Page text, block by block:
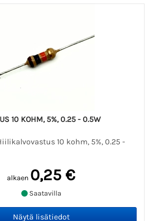
10 KOHM, 5%, 0.25 - 0.5W
10 kohm, 5%, 0.25 -
alkaen 0,25 €
Saatavilla